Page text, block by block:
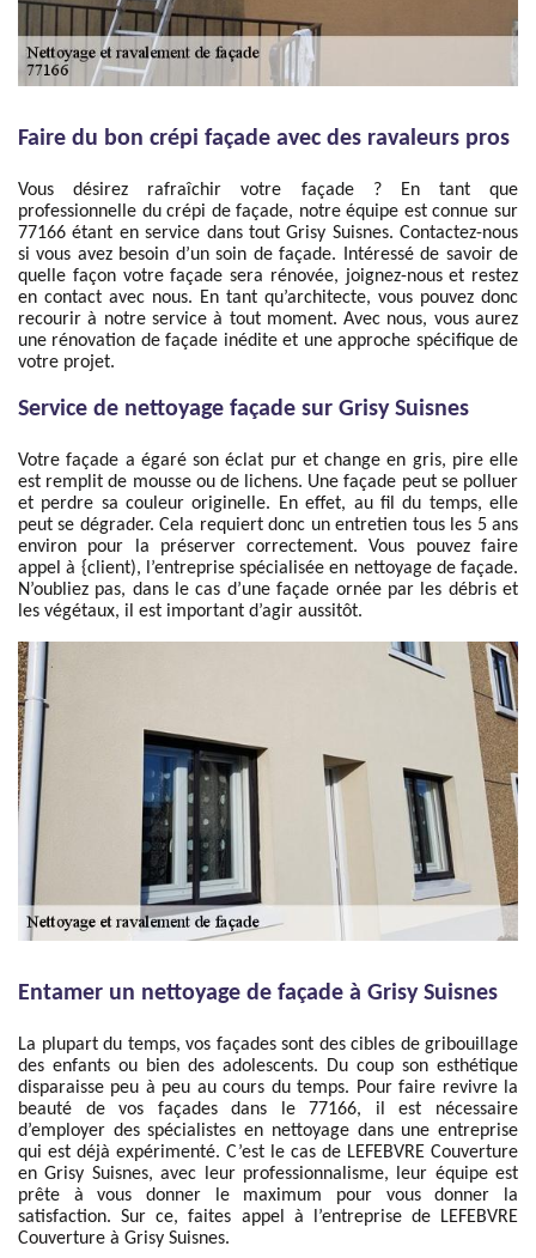
Faire du bon crépi façade avec des ravaleurs pros
Vous désirez rafraîchir votre façade ? En tant que
professionnelle du crépi de façade, notre équipe est connue sur
77166 étant en service dans tout Grisy Suisnes. Contactez-nous
si vous avez besoin d’un soin de façade. Intéressé de savoir de
quelle façon votre façade sera rénovée, joignez-nous et restez
en contact avec nous. En tant qu’architecte, vous pouvez donc
recourir à notre service à tout moment. Avec nous, vous aurez
une rénovation de façade inédite et une approche spécifique de
votre projet.
Service de nettoyage façade sur Grisy Suisnes
Votre façade a égaré son éclat pur et change en gris, pire elle
est remplit de mousse ou de lichens. Une façade peut se polluer
et perdre sa couleur originelle. En effet, au fil du temps, elle
peut se dégrader. Cela requiert donc un entretien tous les 5 ans
environ pour la préserver correctement. Vous pouvez faire
appel à {client), l’entreprise spécialisée en nettoyage de façade.
N’oubliez pas, dans le cas d’une façade ornée par les débris et
les végétaux, il est important d’agir aussitôt.
Entamer un nettoyage de façade à Grisy Suisnes
La plupart du temps, vos façades sont des cibles de gribouillage
des enfants ou bien des adolescents. Du coup son esthétique
disparaisse peu à peu au cours du temps. Pour faire revivre la
beauté de vos façades dans le 77166, il est nécessaire
d’employer des spécialistes en nettoyage dans une entreprise
qui est déjà expérimenté. C’est le cas de LEFEBVRE Couverture
en Grisy Suisnes, avec leur professionnalisme, leur équipe est
prête à vous donner le maximum pour vous donner la
satisfaction. Sur ce, faites appel à l’entreprise de LEFEBVRE
Couverture à Grisy Suisnes.